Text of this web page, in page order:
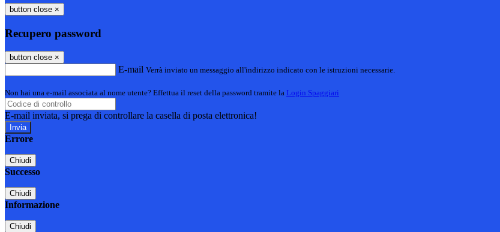
button close ×
Recupero password
button close ×
E-mail Verrà inviato un messaggio all'indirizzo indicato con le istruzioni necessarie.
Non hai una e-mail associata al nome utente? Effettua il reset della password tramite la Login Spaggiari
E-mail inviata, si prega di controllare la casella di posta elettronica!
Errore
Chiudi
Successo
Chiudi
Informazione
Chiudi